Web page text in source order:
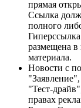
прямая
Ссылка
полного
размещена в
материала.
Новости с
"Тест-
правах